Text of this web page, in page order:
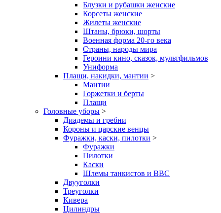
Блузки и рубашки женские
Корсеты женские
Жилеты женские
Штаны, брюки, шорты
Военная форма 20-го века
Страны, народы мира
Героини кино, сказок, мультфильмов
Униформа
Плащи, накидки, мантии >
Мантии
Горжетки и берты
Плащи
Головные уборы >
Диадемы и гребни
Короны и царские венцы
Фуражки, каски, пилотки >
Фуражки
Пилотки
Каски
Шлемы танкистов и ВВС
Двууголки
Треуголки
Кивера
Цилиндры